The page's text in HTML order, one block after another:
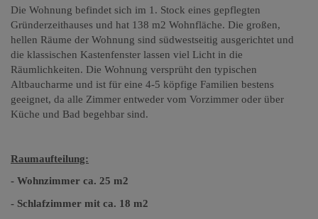
Die Wohnung befindet sich im 1. Stock eines gepflegten
Gründerzeithauses und hat 138 m2 Wohnfläche. Die großen,
hellen Räume der Wohnung sind südwestseitig ausgerichtet und
die klassischen Kastenfenster lassen viel Licht in die
Räumlichkeiten. Die Wohnung versprüht den typischen
Altbaucharme und ist für eine 4-5 köpfige Familien bestens
geeignet, da alle Zimmer entweder vom Vorzimmer oder über
Küche und Bad begehbar sind.
Raumaufteilung:
- Wohnzimmer ca. 25 m2
- Schlafzimmer mit ca. 18 m2